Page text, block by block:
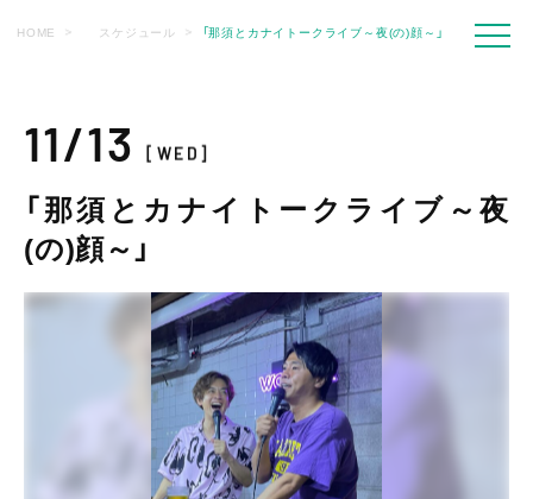
HOME スケジュール 「那須とカナイトークライブ～夜(の)顔～」
11/13[WED]
「那須とカナイトークライブ～夜
(の)顔～」